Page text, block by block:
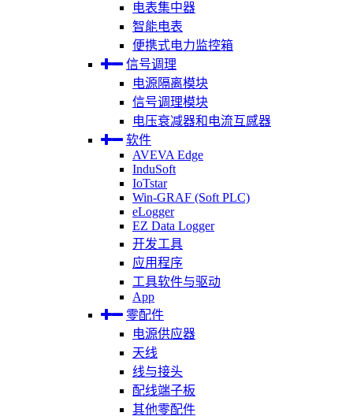
电表集中器
智能电表
便携式电力监控箱
信号调理
电源隔离模块
信号调理模块
电压衰减器和电流互感器
软件
AVEVA Edge
InduSoft
IoTstar
Win-GRAF (Soft PLC)
eLogger
EZ Data Logger
开发工具
应用程序
工具软件与驱动
App
零配件
电源供应器
天线
线与接头
配线端子板
其他零配件